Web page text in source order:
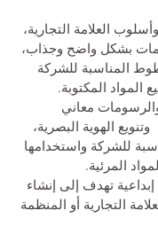
العلامة التجارية،
بشكل واضح وجذاب،
المناسبة للشركة
المكتوبة.
معاني
الهوية البصرية،
للشركة واستخدامها
المرئية.
تهدف إلى إنشاء
التجارية أو المنظمة